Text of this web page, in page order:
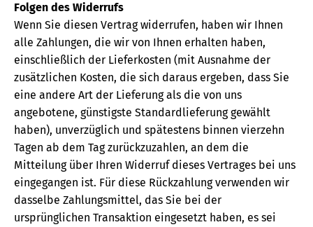
Folgen des Widerrufs
Wenn Sie diesen Vertrag widerrufen, haben wir Ihnen
alle Zahlungen, die wir von Ihnen erhalten haben,
einschließlich der Lieferkosten (mit Ausnahme der
zusätzlichen Kosten, die sich daraus ergeben, dass Sie
eine andere Art der Lieferung als die von uns
angebotene, günstigste Standardlieferung gewählt
haben), unverzüglich und spätestens binnen vierzehn
Tagen ab dem Tag zurückzuzahlen, an dem die
Mitteilung über Ihren Widerruf dieses Vertrages bei uns
eingegangen ist. Für diese Rückzahlung verwenden wir
dasselbe Zahlungsmittel, das Sie bei der
ursprünglichen Transaktion eingesetzt haben, es sei